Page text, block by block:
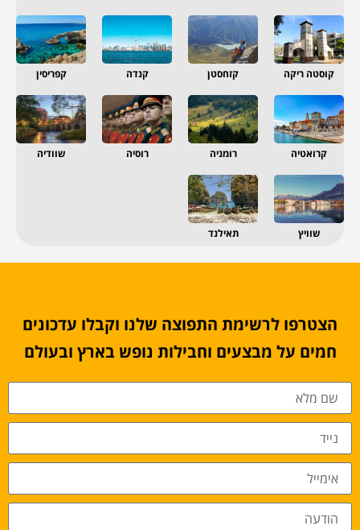
קוסטה ריקה קזחסטן קנדה קפריסין
קרואטיה רומניה רוסיה שוודיה
שוויץ תאילנד
הצטרפו לרשימת התפוצה שלנו וקבלו עדכונים
חמים על מבצעים וחבילות נופש בארץ ובעולם